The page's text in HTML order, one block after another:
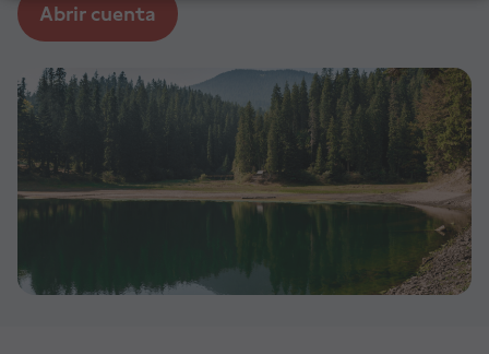
Financiación
Formación
Síguenos
Blog
Conócenos
Abrir cuenta